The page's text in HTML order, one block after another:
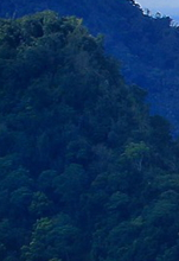
跳
至
主
容